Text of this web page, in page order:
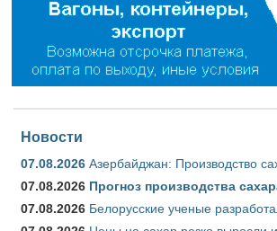
Новости
07.08.2026 Азербайджан: Производство
07.08.2026 Прогноз производства
07.08.2026 Белорусские ученые